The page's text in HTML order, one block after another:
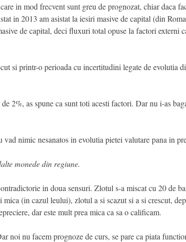
in mod frecvent sunt greu de prognozat, chiar daca
in 2013 am asistat la iesiri masive de capital (din
de capital, deci fluxuri total opuse la factori externi
si printr-o perioada cu incertitudini legate de evolutia
2%, as spune ca sunt toti acesti factori. Dar nu i-as
nimic nesanatos in evolutia pietei valutare pana in
monede din regiune.
in doua sensuri. Zlotul s-a miscat cu 20 de
(in cazul leului), zlotul a si scazut si a si crescut,
dar este mult prea mica ca sa o calificam.
noi nu facem prognoze de curs, se pare ca piata